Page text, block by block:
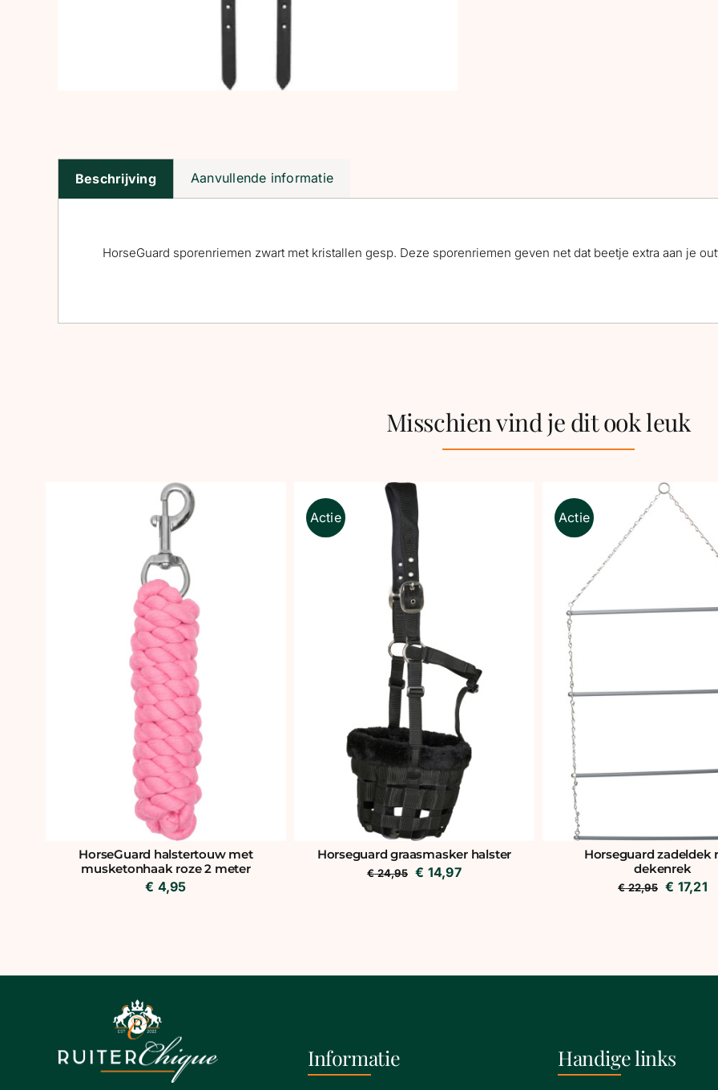
Beschrijving Aanvullende informatie
HorseGuard sporenriemen zwart met kristallen gesp. Deze sporenriemen geven net dat beetje extra aan je
Misschien vind je dit ook leuk
HorseGuard halstertouw met
musketonhaak roze 2 meter
€ 4,95
Actie
Horseguard graasmasker halster
€24,95 Oorspronkelijke
€ 14,97Huidige
Actie
Horseguard zadeldek
dekenrek
€22,95 € 17,21
Informatie Handige links